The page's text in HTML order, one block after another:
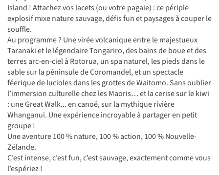
Island ! Attachez vos lacets (ou votre pagaie) : ce périple
explosif mixe nature sauvage, défis fun et paysages à couper le
souffle.
Au programme ? Une virée volcanique entre le majestueux
Taranaki et le légendaire Tongariro, des bains de boue et des
terres arc-en-ciel à Rotorua, un spa naturel, les pieds dans le
sable sur la péninsule de Coromandel, et un spectacle
féerique de lucioles dans les grottes de Waitomo. Sans oublier
l’immersion culturelle chez les Maoris… et la cerise sur le kiwi
: une Great Walk... en canoë, sur la mythique rivière
Whanganui. Une expérience incroyable à partager en petit
groupe !
Une aventure 100 % nature, 100 % action, 100 % Nouvelle-
Zélande.
C’est intense, c’est fun, c’est sauvage, exactement comme vous
l’espériez !